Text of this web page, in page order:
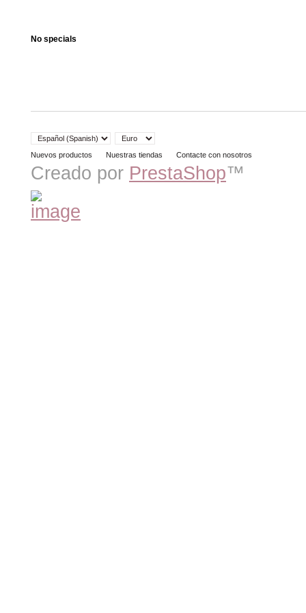
No specials
Nuevos productos Nuestras tiendas Contacte con nosotros
Creado por PrestaShop™